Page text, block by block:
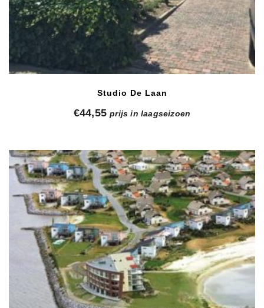
Studio De Laan
€44,55 prijs in laagseizoen